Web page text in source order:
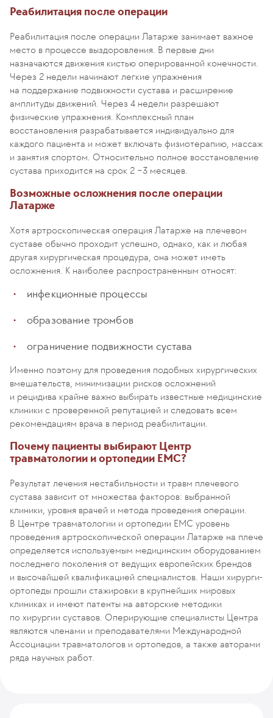
Реабилитация после операции
Реабилитация после операции Латарже занимает важное
место в процессе выздоровления. В первые дни
назначаются движения кистью оперированной конечности.
Через 2 недели начинают легкие упражнения
на поддержание подвижности сустава и расширение
амплитуды движений. Через 4 недели разрешают
физические упражнения. Комплексный план
восстановления разрабатывается индивидуально для
каждого пациента и может включать физиотерапию, массаж
и занятия спортом. Относительно полное восстановление
сустава приходится на срок 2 −3 месяцев.
Возможные осложнения после операции
Латарже
Хотя артроскопическая операция Латарже на плечевом
суставе обычно проходит успешно, однако, как и любая
другая хирургическая процедура, она может иметь
осложнения. К наиболее распространенным относят:
инфекционные процессы
образование тромбов
ограничение подвижности сустава
Именно поэтому для проведения подобных хирургических
вмешательств, минимизации рисков осложнений
и рецидива крайне важно выбирать известные медицинские
клиники с проверенной репутацией и следовать всем
рекомендациям врача в период реабилитации.
Почему пациенты выбирают Центр
травматологии и ортопедии ЕМС?
Результат лечения нестабильности и травм плечевого
сустава зависит от множества факторов: выбранной
клиники, уровня врачей и метода проведения операции.
В Центре травматологии и ортопедии ЕМС уровень
проведения артроскопической операции Латарже на плече
определяется используемым медицинским оборудованием
последнего поколения от ведущих европейских брендов
и высочайшей квалификацией специалистов. Наши хирурги-
ортопеды прошли стажировки в крупнейших мировых
клиниках и имеют патенты на авторские методики
по хирургии суставов. Оперирующие специалисты Центра
являются членами и преподавателями Международной
Ассоциации травматологов и ортопедов, а также авторами
ряда научных работ.